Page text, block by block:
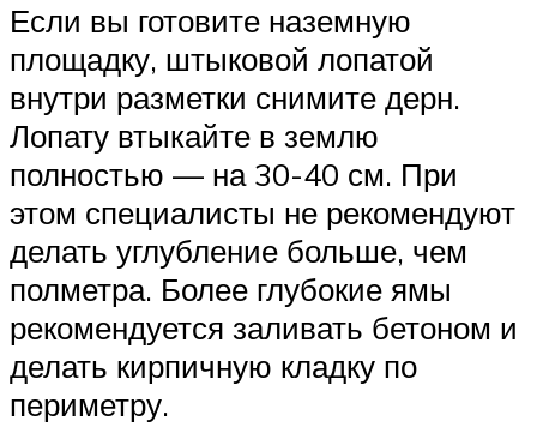
Если вы готовите наземную
площадку, штыковой лопатой
внутри разметки снимите дерн.
Лопату втыкайте в землю
полностью — на 30-40 см. При
этом специалисты не рекомендуют
делать углубление больше, чем
полметра. Более глубокие ямы
рекомендуется заливать бетоном и
делать кирпичную кладку по
периметру.